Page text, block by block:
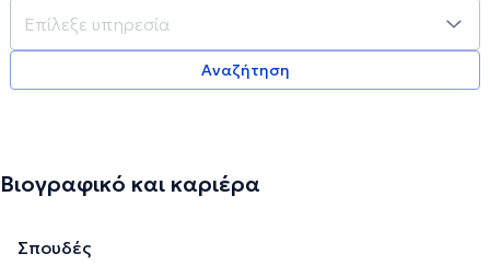
Αναζήτηση
Βιογραφικό και καριέρα
Σπουδές